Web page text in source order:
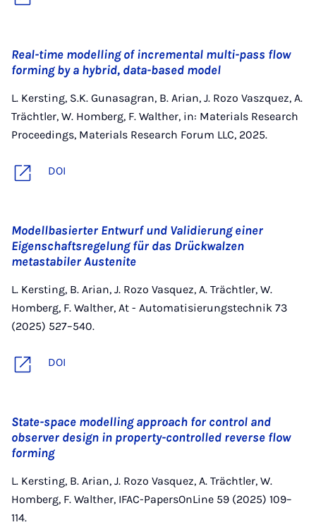
Real-time modelling of incremental multi-pass flow
forming by a hybrid, data-based model
L. Kersting, S.K. Gunasagran, B. Arian, J. Rozo Vaszquez, A.
Trächtler, W. Homberg, F. Walther, in: Materials Research
Proceedings, Materials Research Forum LLC, 2025.
DOI
Modellbasierter Entwurf und Validierung einer
Eigenschaftsregelung für das Drückwalzen
metastabiler Austenite
L. Kersting, B. Arian, J. Rozo Vasquez, A. Trächtler, W.
Homberg, F. Walther, At - Automatisierungstechnik 73
(2025) 527–540.
DOI
State-space modelling approach for control and
observer design in property-controlled reverse flow
forming
L. Kersting, B. Arian, J. Rozo Vasquez, A. Trächtler, W.
Homberg, F. Walther, IFAC-PapersOnLine 59 (2025) 109–
114.